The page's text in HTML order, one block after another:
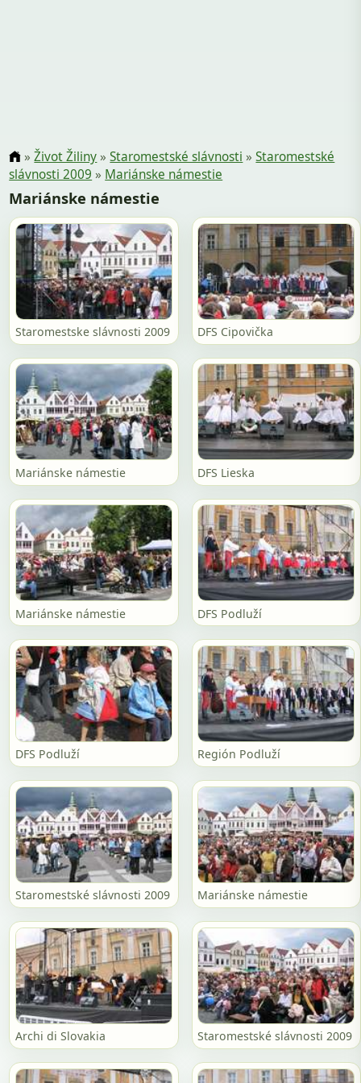
»Život Žiliny»Staromestské slávnosti »Staromestské
slávnosti 2009 » Mariánske námestie
Mariánske námestie
Staromestske slávnosti 2009 DFS Cipovička
Mariánske námestie DFS Lieska
Mariánske námestie DFS Podluží
DFS Podluží Región Podluží
Staromestské slávnosti 2009 Mariánske námestie
Archi di Slovakia Staromestské slávnosti 2009